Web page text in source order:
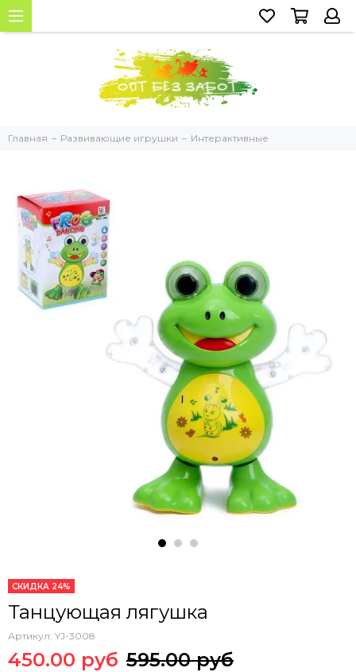
Главная Развивающие игрушки Интерактивные
СКИДКА 24%
Танцующая лягушка
Артикул: YJ-3008
450.00 руб 595.00 руб